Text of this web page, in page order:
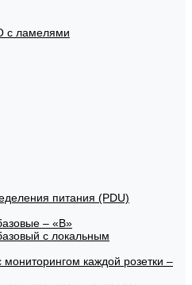
с ламелями
питания (PDU)
– «В»
с локальным
мониторингом каждой розетки –